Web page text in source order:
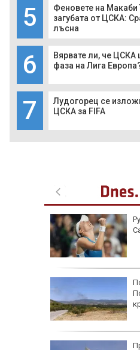
5
Феновете на Макаби
загубата от ЦСКА:
лъсна
6
Вярвате ли, че ЦСКА
фаза на Лига
7
Лудогорец се
ЦСКА за FIFA